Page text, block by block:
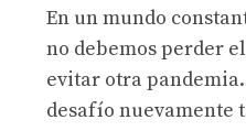
En un mundo
no debemos perder
evitar otra
desafío nuevamente